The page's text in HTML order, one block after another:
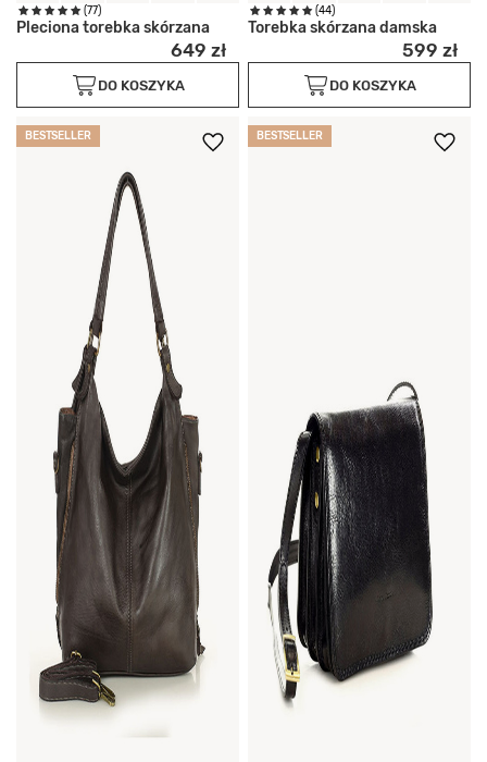
(77)
Pleciona torebka skórzana
649 zł
DO KOSZYKA
(44)
Torebka skórzana damska
599 zł
DO KOSZYKA
BESTSELLER BESTSELLER